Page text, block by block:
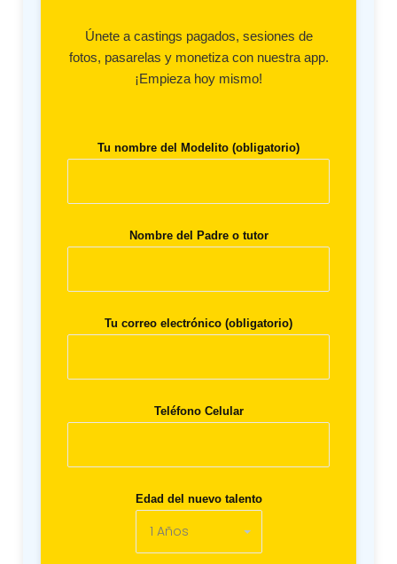
Únete a castings pagados, sesiones de
fotos, pasarelas y monetiza con nuestra app.
¡Empieza hoy mismo!
Tu nombre del Modelito (obligatorio)
Nombre del Padre o tutor
Tu correo electrónico (obligatorio)
Teléfono Celular
Edad del nuevo talento